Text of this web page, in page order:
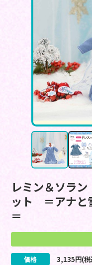
レミン＆ソラ
ット ＝アナと
＝
価格 3,135円(